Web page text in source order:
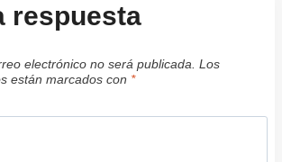
respuesta
electrónico no será publicada. Los
están marcados con *